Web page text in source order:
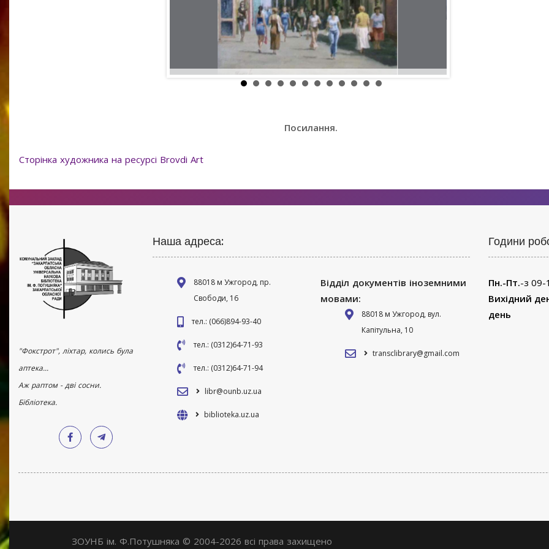
Посилання.
Сторінка художника на ресурсі Brovdi Art
"Фокстрот", ліхтар, колись була
аптека...
Аж раптом - дві сосни.
Бібліотека.
Наша адреса:
88018 м Ужгород, пр.
Свободи, 16
тел.: (066)894-93-40
тел.: (0312)64-71-93
тел.: (0312)64-71-94
libr@ounb.uz.ua
biblioteka.uz.ua
Відділ документів іноземними
мовами:
88018 м Ужгород, вул.
Капітульна, 10
transclibrary@gmail.com
Години
Пн.-Пт.-з 09-
Вихідний
день
ЗОУНБ ім. Ф.Потушняка © 2004-2026 всі права захищено